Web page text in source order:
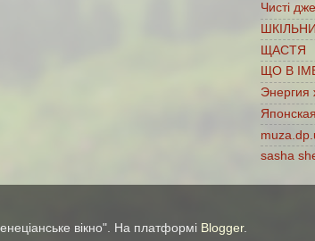
Чисті
ЩАСТЯ
ЩО В
Энергия
sasha
вікно". На платформі Blogger.